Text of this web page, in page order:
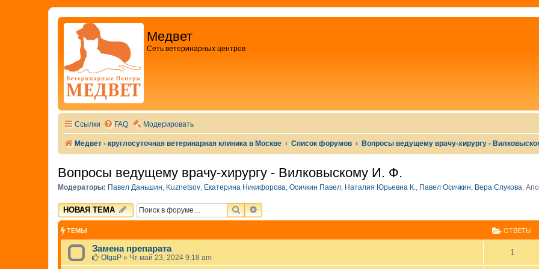
Медвет
Сеть ветеринарных центров
Ссылки FAQ Модерировать
Медвет - круглосуточная ветеринарная клиника в Москве Список форумов Вопросы ведущему врачу-хирургу -
Вопросы ведущему врачу-хирургу - Вилковыскому И. Ф.
Модераторы: Павел Даньшин, Kuznetsov, Екатерина Никифорова, Осичкин Павел, Наталия Юрьевна К., Павел Осичкин, Вера Слукова,
НОВАЯ ТЕМА ПОИСКРАСШИРЕННЫЙ ПОИСК
ТЕМЫ ОТВЕТЫ
Замена препарата
OlgaP » Чт май 23, 2024 9:18 am
1